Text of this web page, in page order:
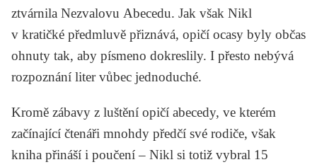
ztvárnila Nezvalovu Abecedu. Jak však Nikl
v kratičké předmluvě přiznává, opičí ocasy byly občas
ohnuty tak, aby písmeno dokreslily. I přesto nebývá
rozpoznání liter vůbec jednoduché.
Kromě zábavy z luštění opičí abecedy, ve kterém
začínající čtenáři mnohdy předčí své rodiče, však
kniha přináší i poučení – Nikl si totiž vybral 15